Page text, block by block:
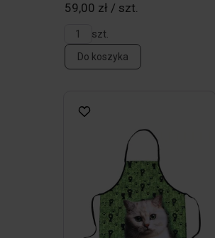
59,00 zł / szt.
szt.
Do koszyka